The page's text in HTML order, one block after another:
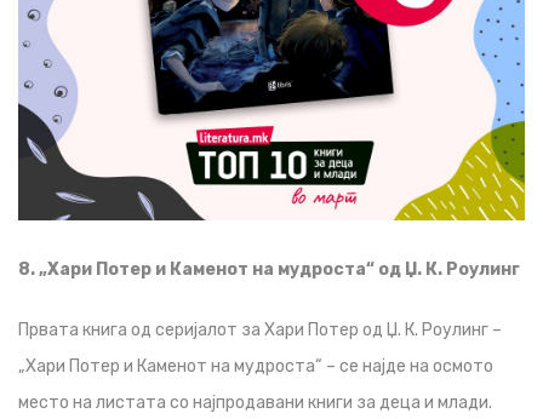
8. „Хари Потер и Каменот на мудроста“ од Џ. К. Роулинг
Првата книга од серијалот за Хари Потер од Џ. К. Роулинг –
„Хари Потер и Каменот на мудроста“ – се најде на осмото
место на листата со најпродавани книги за деца и млади.